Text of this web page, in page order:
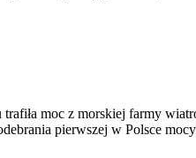
moc z morskiej farmy
pierwszej w Polsce